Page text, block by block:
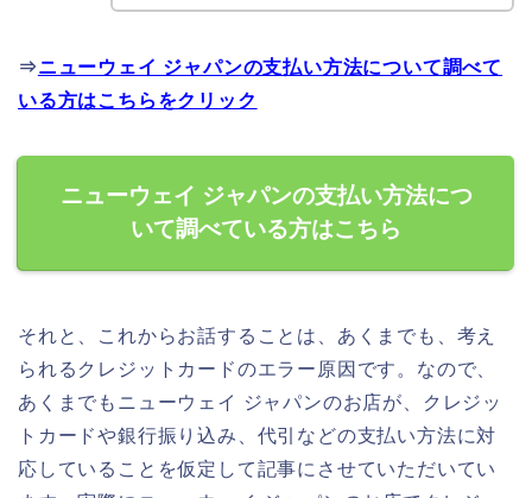
⇒ニューウェイ ジャパンの支払い方法について調べて
いる方はこちらをクリック
ニューウェイ ジャパンの支払い方法につ
いて調べている方はこちら
それと、これからお話することは、あくまでも、考え
られるクレジットカードのエラー原因です。なので、
あくまでもニューウェイ ジャパンのお店が、クレジッ
トカードや銀行振り込み、代引などの支払い方法に対
応していることを仮定して記事にさせていただいてい